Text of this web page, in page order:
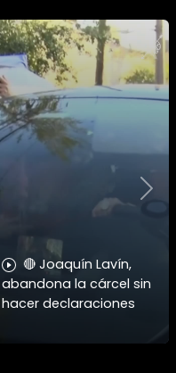
🔴 Joaquín Lavín,
abandona la cárcel sin
hacer declaraciones